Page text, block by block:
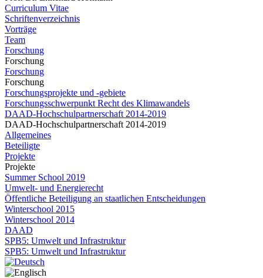
Curriculum Vitae
Schriftenverzeichnis
Vorträge
Team
Forschung
Forschung
Forschung
Forschung
Forschungsprojekte und -gebiete
Forschungsschwerpunkt Recht des Klimawandels
DAAD-Hochschulpartnerschaft 2014-2019
DAAD-Hochschulpartnerschaft 2014-2019
Allgemeines
Beteiligte
Projekte
Projekte
Summer School 2019
Umwelt- und Energierecht
Öffentliche Beteiligung an staatlichen Entscheidungen
Winterschool 2015
Winterschool 2014
DAAD
SPB5: Umwelt und Infrastruktur
SPB5: Umwelt und Infrastruktur